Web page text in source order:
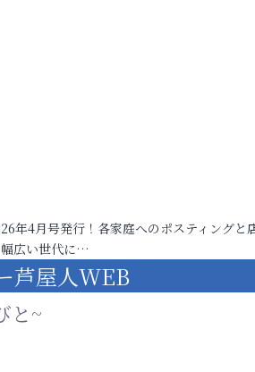
年4月号発行！各家庭へのポスティングと
広い世代に…
芦屋人WEB
と~